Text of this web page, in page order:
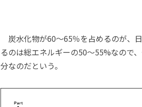
炭水化物が60～65％を占めるのが、
るのは総エネルギーの50～55%なので
分なのだという。